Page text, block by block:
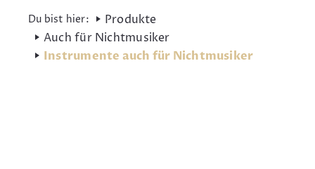
Produkte
Auch für Nichtmusiker
Instrumente auch für Nichtmusiker